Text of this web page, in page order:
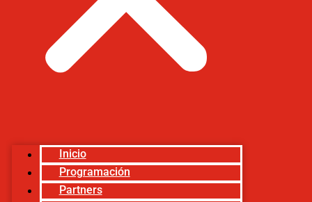
Inicio
Programación
Partners